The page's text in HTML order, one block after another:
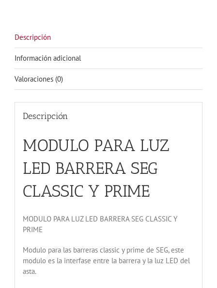
cantidad
Descripción
Información adicional
Valoraciones (0)
Descripción
MODULO PARA LUZ
LED BARRERA SEG
CLASSIC Y PRIME
MODULO PARA LUZ LED BARRERA SEG CLASSIC Y
PRIME
Modulo para las barreras classic y prime de SEG, este
modulo es la interfase entre la barrera y la luz LED del
asta.